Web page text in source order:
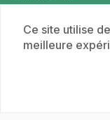
Nos produits
Ce lien
TFO apprendre à
Ce site utilise
meilleure